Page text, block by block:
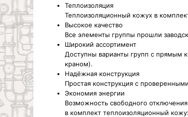
Теплоизоляция
Теплоизоляционный кожух в
Высокое качество
Все элементы группы прошли
Широкий ассортимент
Доступны варианты групп с прямым
краном).
Надёжная конструкция
Простая конструкция с
Экономия энергии
Возможность свободного
в комплект теплоизоляционный